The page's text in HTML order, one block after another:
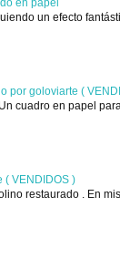
en papel
un efecto
por goloviarte (
cuadro en papel
( VENDIDOS )
restaurado . En